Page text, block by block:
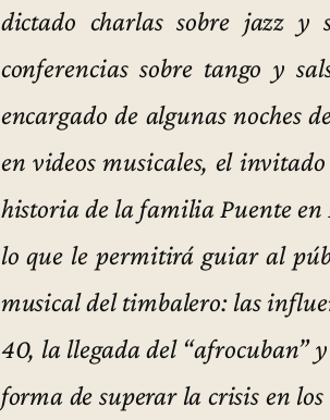
dictado charlas sobre jazz y
conferencias sobre tango y
encargado de algunas noches
en videos musicales, el
historia de la familia Puente en
lo que le permitirá guiar al
musical del timbalero: las
40, la llegada del “afrocuban”
forma de superar la crisis en